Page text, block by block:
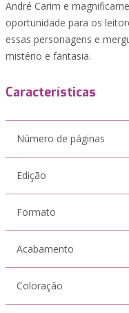
André Carim e
oportunidade para os
essas personagens e
mistério e fantasia.
Características
Número de páginas
Edição
Formato
Acabamento
Coloração